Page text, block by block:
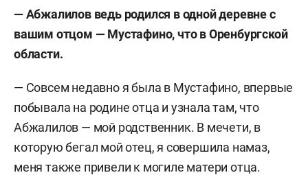
— Абжалилов ведь родился в одной деревне с
вашим отцом — Мустафино, что в Оренбургской
области.
— Совсем недавно я была в Мустафино, впервые
побывала на родине отца и узнала там, что
Абжалилов — мой родственник. В мечети, в
которую бегал мой отец, я совершила намаз,
меня также привели к могиле матери отца.